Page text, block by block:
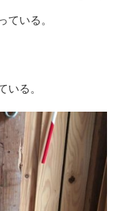
ている。
いる。